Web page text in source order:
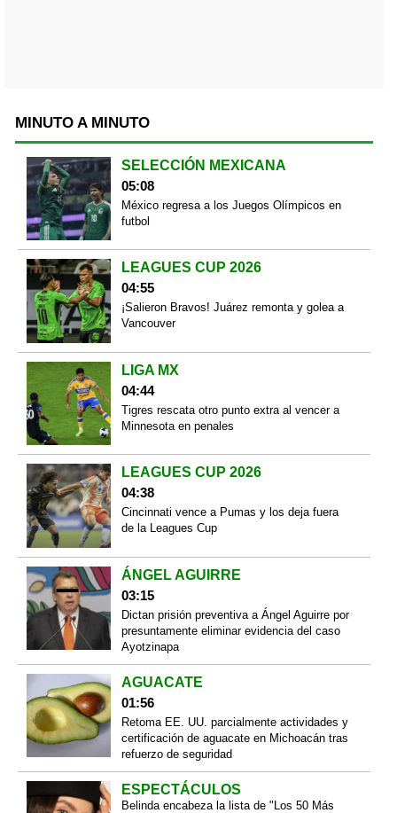
MINUTO A MINUTO
SELECCIÓN MEXICANA
05:08
México regresa a los Juegos Olímpicos en
futbol
LEAGUES CUP 2026
04:55
¡Salieron Bravos! Juárez remonta y golea a
Vancouver
LIGA MX
04:44
Tigres rescata otro punto extra al vencer a
Minnesota en penales
LEAGUES CUP 2026
04:38
Cincinnati vence a Pumas y los deja fuera
de la Leagues Cup
ÁNGEL AGUIRRE
03:15
Dictan prisión preventiva a Ángel Aguirre por
presuntamente eliminar evidencia del caso
Ayotzinapa
AGUACATE
01:56
Retoma EE. UU. parcialmente actividades y
certificación de aguacate en Michoacán tras
refuerzo de seguridad
ESPECTÁCULOS
Belinda encabeza la lista de "Los 50 Más